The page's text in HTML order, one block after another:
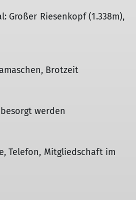
Riesenkopf (1.338m),
Brotzeit
werden
Telefon, Mitgliedschaft im